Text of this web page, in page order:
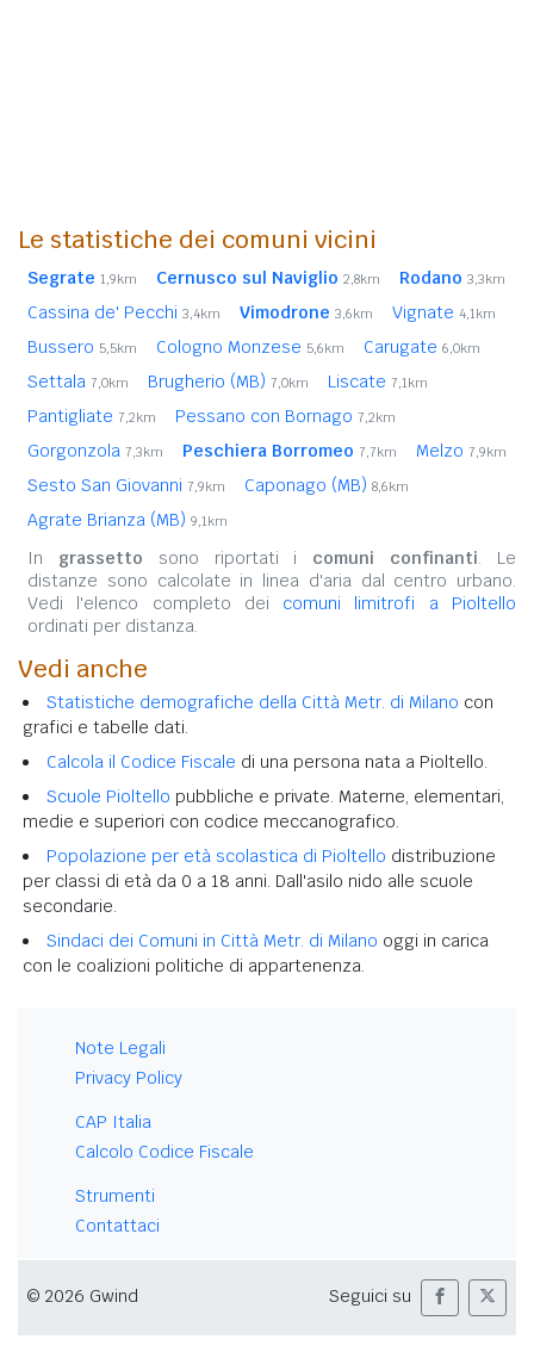
Le statistiche dei comuni vicini
Segrate 1,9km Cernusco sul Naviglio 2,8km Rodano 3,3km
Cassina de' Pecchi 3,4km Vimodrone 3,6km Vignate 4,1km
Bussero 5,5km Cologno Monzese 5,6km Carugate 6,0km
Settala 7,0km Brugherio (MB) 7,0km Liscate 7,1km
Pantigliate 7,2km Pessano con Bornago 7,2km
Gorgonzola 7,3km Peschiera Borromeo 7,7km Melzo 7,9km
Sesto San Giovanni 7,9km Caponago (MB) 8,6km
Agrate Brianza (MB) 9,1km
In grassetto sono riportati i comuni confinanti. Le
distanze sono calcolate in linea d'aria dal centro urbano.
Vedi l'elenco completo dei comuni limitrofi a Pioltello
ordinati per distanza.
Vedi anche
Statistiche demografiche della Città Metr. di Milano con
grafici e tabelle dati.
Calcola il Codice Fiscale di una persona nata a Pioltello.
Scuole Pioltello pubbliche e private. Materne, elementari,
medie e superiori con codice meccanografico.
Popolazione per età scolastica di Pioltello distribuzione
per classi di età da 0 a 18 anni. Dall'asilo nido alle scuole
secondarie.
Sindaci dei Comuni in Città Metr. di Milano oggi in carica
con le coalizioni politiche di appartenenza.
Note Legali
Privacy Policy
CAP Italia
Calcolo Codice Fiscale
Strumenti
Contattaci
© 2026 Gwind Seguici su